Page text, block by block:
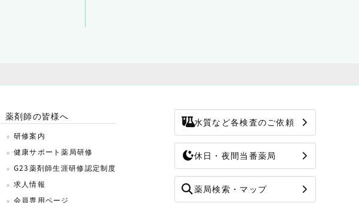
薬剤師の皆様へ
研修案内
健康サポート薬局研修
G23薬剤師生涯研修認定制度
求人情報
会員専用ページ
水質など各検査のご依頼
休日・夜間当番薬局
薬局検索・マップ